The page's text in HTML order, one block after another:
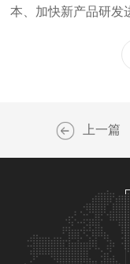
本、加快新产品研发
上一篇